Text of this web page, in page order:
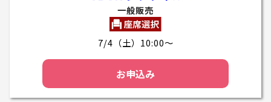
一般販売
7/4（土）10:00～
お申込み